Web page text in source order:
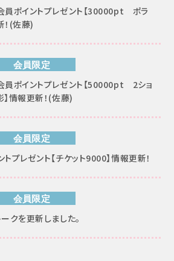
員ポイントプレゼント【30000pt ポラ
！(佐藤)
会員限定
員ポイントプレゼント【50000pt 2ショ
情報更新！(佐藤)
会員限定
プレゼント【チケット9000】情報更新！
会員限定
クを更新しました。